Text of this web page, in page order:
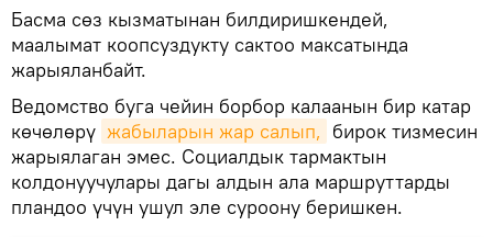
Басма сөз кызматынан билдиришкендей,
маалымат коопсуздукту сактоо максатында
жарыяланбайт.
Ведомство буга чейин борбор калаанын бир катар
көчөлөрү жабыларын жар салып, бирок тизмесин
жарыялаган эмес. Социалдык тармактын
колдонуучулары дагы алдын ала маршруттарды
пландоо үчүн ушул эле суроону беришкен.